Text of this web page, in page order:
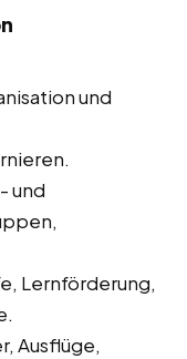
und
und
Lernförderung,
Ausflüge,